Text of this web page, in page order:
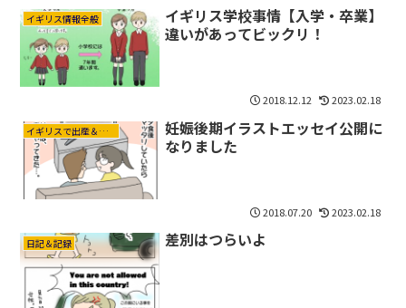
イギリス情報全般
イギリス学校事情【入学・卒業】
違いがあってビックリ！
2018.12.12 2023.02.18
イギリスで出産＆育児
妊娠後期イラストエッセイ公開に
なりました
2018.07.20 2023.02.18
日記＆記録 差別はつらいよ